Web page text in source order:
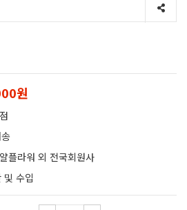
원
플라워 외 전국회원사
및 수입